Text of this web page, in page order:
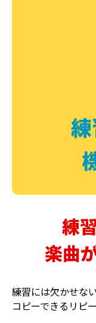
DELAY
練
楽曲
練習には欠かせな
コピーできるリピ